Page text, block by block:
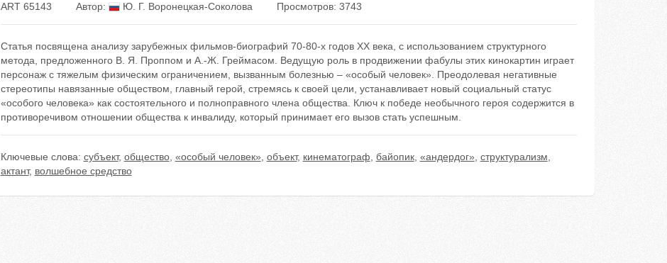
ART 65143 Автор: Ю. Г. Воронецкая-Соколова Просмотров: 3743
Статья посвящена анализу зарубежных фильмов-биографий 70-80-х годов ХХ века, с использованием структурного
метода, предложенного В. Я. Проппом и А.-Ж. Греймасом. Ведущую роль в продвижении фабулы этих кинокартин играет
персонаж с тяжелым физическим ограничением, вызванным болезнью – «особый человек». Преодолевая негативные
стереотипы навязанные обществом, главный герой, стремясь к своей цели, устанавливает новый социальный статус
«особого человека» как состоятельного и полноправного члена общества. Ключ к победе необычного героя содержится в
противоречивом отношении общества к инвалиду, который принимает его вызов стать успешным.
Ключевые слова: субъект, общество, «особый человек» объект, кинематограф байопик, «андердог» структурализм
актант, волшебное средство